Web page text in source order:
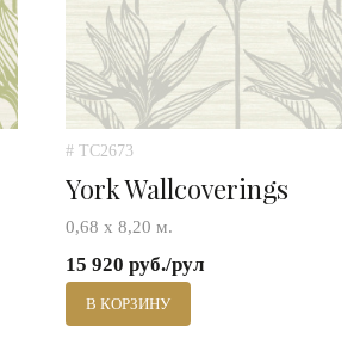
# TC2673
York Wallcoverings
0,68 х 8,20 м.
15 920 руб./рул
В КОРЗИНУ